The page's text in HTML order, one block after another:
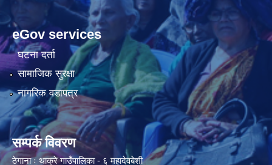
eGov services
घटना दर्ता
सामाजिक सुरक्षा
नागरिक वडापत्र
सम्पर्क विवरण
ठेगाना ः थाक्रे गाउँपालिका - ६ महादेवबेशी